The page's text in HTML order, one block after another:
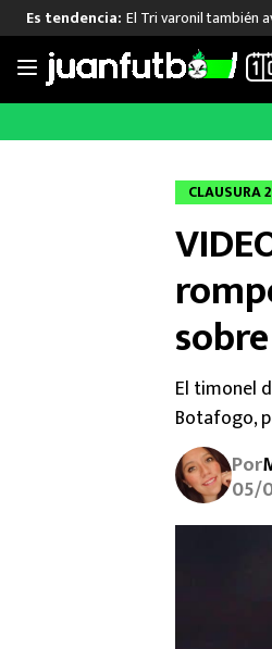
Saltar
Es tendencia: El Tri varonil también
LIGA MX
Chivas de Guadalajara
Liga MX Femenil
CLAUSURA
El timonel
Botafogo,
Por
05/